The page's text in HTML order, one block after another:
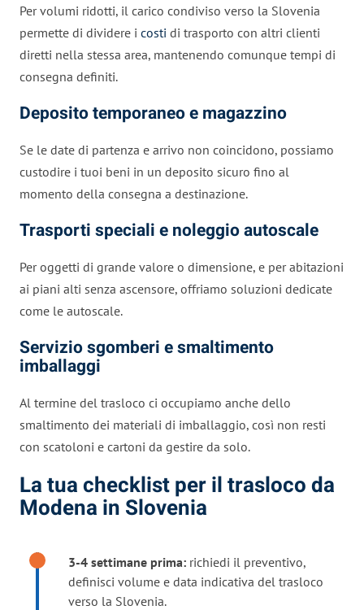
Per volumi ridotti, il carico condiviso verso la Slovenia
permette di dividere i costi di trasporto con altri clienti
diretti nella stessa area, mantenendo comunque tempi di
consegna definiti.
Deposito temporaneo e magazzino
Se le date di partenza e arrivo non coincidono, possiamo
custodire i tuoi beni in un deposito sicuro fino al
momento della consegna a destinazione.
Trasporti speciali e noleggio autoscale
Per oggetti di grande valore o dimensione, e per abitazioni
ai piani alti senza ascensore, offriamo soluzioni dedicate
come le autoscale.
Servizio sgomberi e smaltimento
imballaggi
Al termine del trasloco ci occupiamo anche dello
smaltimento dei materiali di imballaggio, così non resti
con scatoloni e cartoni da gestire da solo.
La tua checklist per il trasloco da
Modena in Slovenia
3-4 settimane prima: richiedi il preventivo,
definisci volume e data indicativa del trasloco
verso la Slovenia.